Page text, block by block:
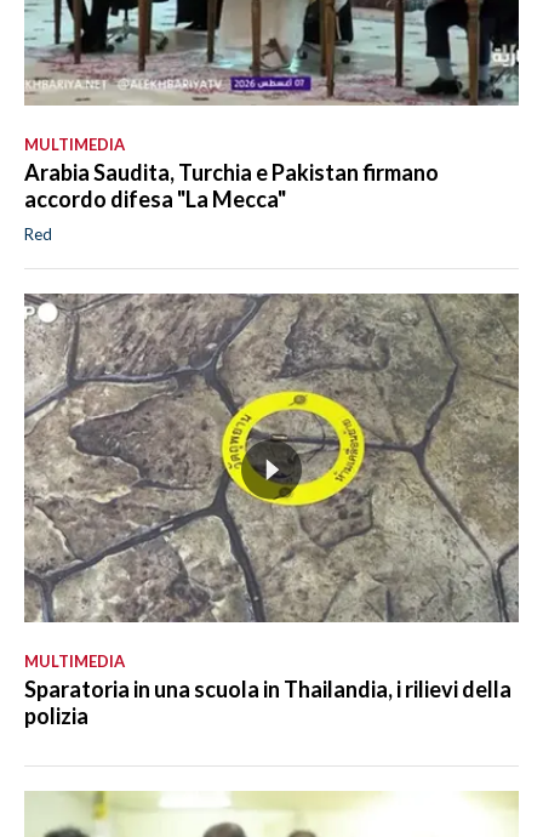
MULTIMEDIA
Arabia Saudita, Turchia e Pakistan firmano
accordo difesa "La Mecca"
Red
MULTIMEDIA
Sparatoria in una scuola in Thailandia, i rilievi della
polizia